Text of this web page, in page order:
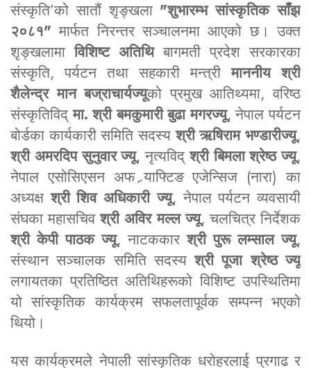
संस्कृति’को सातौं शृङ्खला "शुभारम्भ सांस्कृतिक साँझ
२०८१" मार्फत निरन्तर सञ्चालनमा आएको छ। उक्त
शृङ्खलामाविशिष्ट अतिथिबागमती प्रदेश सरकारका
संस्कृति, पर्यटन तथा सहकारी मन्त्रीमाननीय श्री
शैलेन्द्र मान बज्राचार्यज्यूको प्रमुख आतिथ्यमा, वरिष्ठ
संस्कृतिविद्मा. श्री बमकुमारी बुढा मगरज्यू, नेपाल पर्यटन
बोर्डका कार्यकारी समिति सदस्यश्री ऋषिराम भण्डारीज्यू,
श्री अमरदिप सुनुवार ज्यू, नृत्यविद्श्री बिमला श्रेष्ठ ज्यू,
नेपाल एसोसिएसन अफ र्‍याफ्टिङ एजेन्सिज (नारा) का
अध्यक्षश्री शिव अधिकारी ज्यू, नेपाल पर्यटन व्यवसायी
संघका महासचिवश्री अविर मल्ल ज्यू, चलचित्र निर्देशक
श्री केपी पाठक ज्यू, नाटककारश्री पुरू लम्साल ज्यू,
संस्थान सञ्चालक समिति सदस्यश्री पूजा श्रेष्ठ ज्यू
लगायतका प्रतिष्ठित अतिथिहरूको विशिष्ट उपस्थितिमा
यो सांस्कृतिक कार्यक्रम सफलतापूर्वक सम्पन्न भएको
थियो।
यस कार्यक्रमले नेपाली सांस्कृतिक धरोहरलाई प्रगाढ र